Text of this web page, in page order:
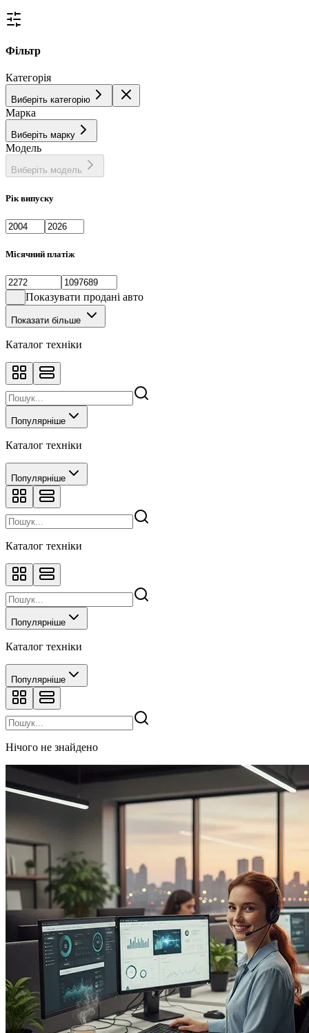
Фільтр
Категорія
Виберіть категорію
Марка
Виберіть марку
Модель
Виберіть модель
Рік випуску
Місячний платіж
Показувати продані авто
Показати більше
Каталог техніки
Популярніше
Каталог техніки
Популярніше
Каталог техніки
Популярніше
Каталог техніки
Популярніше
Нічого не знайдено